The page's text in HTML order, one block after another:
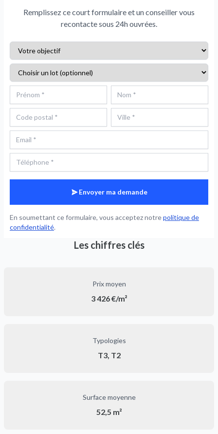
Remplissez ce court formulaire et un conseiller vous
recontacte sous 24h ouvrées.
Envoyer ma demande
En soumettant ce formulaire, vous acceptez notrepolitique de
confidentialité.
Les chiffres clés
Prix moyen
3 426 €/m²
Typologies
T3, T2
Surface moyenne
52,5 m²